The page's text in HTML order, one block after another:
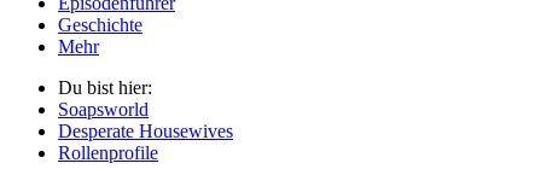
Geschichte
Mehr
Du bist hier:
Soapsworld
Desperate Housewives
Rollenprofile